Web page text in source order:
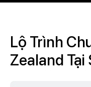
Lộ Trình
Zealand Tại